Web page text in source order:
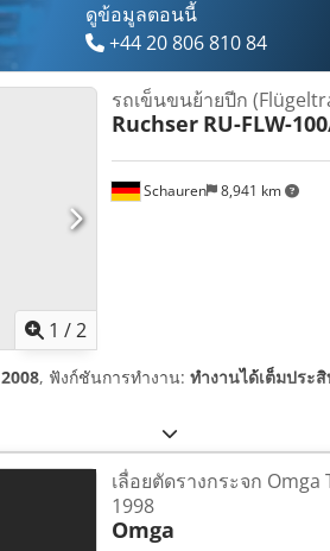
ดูข้อมูลตอนนี้
+44 20 806 810 84
1 /2
Schauren 8,941 km
รถเข็นขนย้ายปีก
Ruchser RU-FLW-
2008, ฟังก์ชันการทำงาน: ทำงานได้เต็มประ
เลื่อยตัดรางกระจก Omga
1998
Omga